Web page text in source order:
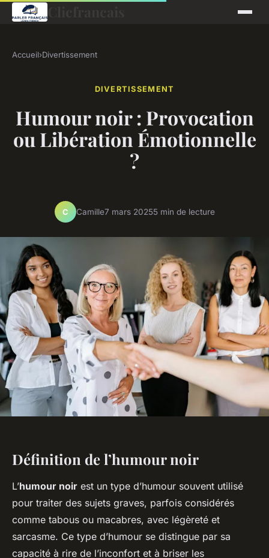
Clicfrancais
Accueil›Divertissement
DIVERTISSEMENT
Humour noir : Provocation
ou Libération Émotionnelle
?
C Camille7 mars 20255 min de lecture
Définition de l’humour noir
L’humour noir est un type d’humour souvent utilisé
pour traiter des sujets graves, parfois considérés
comme tabous ou macabres, avec légèreté et
sarcasme. Ce type d’humour se distingue par sa
capacité à rire de l’inconfort et à briser les